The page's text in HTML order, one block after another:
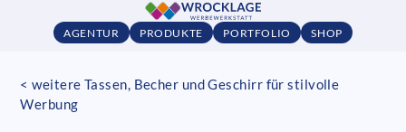
AGENTUR PRODUKTE PORTFOLIO SHOP
< weitere Tassen, Becher und Geschirr für stilvolle
Werbung